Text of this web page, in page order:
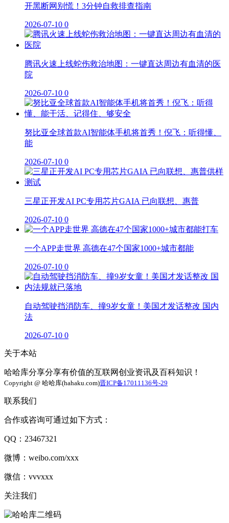
开黑断网别慌！3分钟自救排查指南
2026-07-10 0
腾讯火速上线蛇伤救治地图：一键直达周边有血清的医
院
2026-07-10 0
努比亚全球首款AI智能体手机将首秀！倪飞：听得懂、
能
2026-07-10 0
三星正开发AI PC专用芯片GAIA 已向联想、惠普
2026-07-10 0
一个APP走世界 高德在47个国家1000+城市都能
2026-07-10 0
自动驾驶挡消防车、撞9岁女童！美国才发话整改 国内
法
2026-07-10 0
关于本站
哈哈库分享分享有价值的互联网创业资讯及百科知识！
Copyright @ 哈哈库(hahaku.com)晋ICP备17011136号-29
联系我们
合作或咨询可通过如下方式：
QQ：23467321
微博：weibo.com/xxx
微信：vvvxxx
关注我们